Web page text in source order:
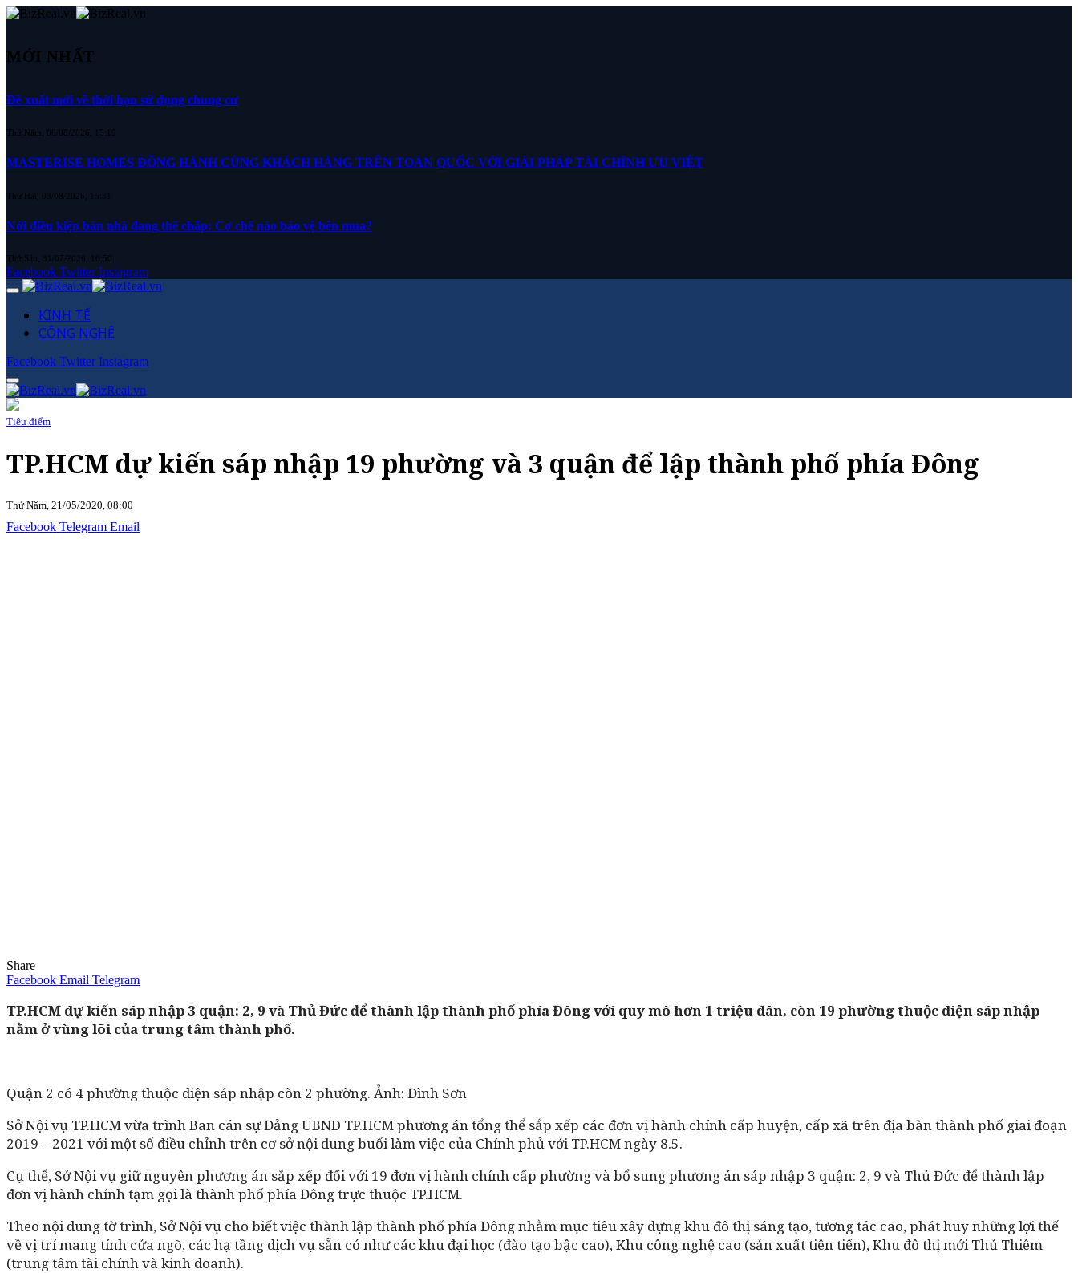
MỚI NHẤT
Đề xuất mới về thời hạn sử dụng chung cư
Thứ Năm, 06/08/2026, 15:19
MASTERISE HOMES ĐỒNG HÀNH CÙNG KHÁCH HÀNG TRÊN TOÀN QUỐC VỚI GIẢI PHÁP TÀI CHÍNH ƯU VIỆT
Thứ Hai, 03/08/2026, 15:31
Nới điều kiện bán nhà đang thế chấp: Cơ chế nào bảo vệ bên mua?
Thứ Sáu, 31/07/2026, 16:50
Facebook Twitter Instagram
KINH TẾ
CÔNG NGHỆ
Facebook Twitter Instagram
Tiêu điểm
TP.HCM dự kiến sáp nhập 19 phường và 3 quận để lập thành phố phía Đông
Thứ Năm, 21/05/2020, 08:00
Facebook Telegram Email
Share
Facebook Email Telegram
TP.HCM dự kiến sáp nhập 3 quận: 2, 9 và Thủ Đức để thành lập thành phố phía Đông với quy mô hơn 1 triệu dân, còn 19 phường thuộc diện sáp nhập
nằm ở vùng lõi của trung tâm thành phố.
Quận 2 có 4 phường thuộc diện sáp nhập còn 2 phường. Ảnh: Đình Sơn
Sở Nội vụ TP.HCM vừa trình Ban cán sự Đảng UBND TP.HCM phương án tổng thể sắp xếp các đơn vị hành chính cấp huyện, cấp xã trên địa bàn thành phố giai đoạn
2019 – 2021 với một số điều chỉnh trên cơ sở nội dung buổi làm việc của Chính phủ với TP.HCM ngày 8.5.
Cụ thể, Sở Nội vụ giữ nguyên phương án sắp xếp đối với 19 đơn vị hành chính cấp phường và bổ sung phương án sáp nhập 3 quận: 2, 9 và Thủ Đức để thành lập
đơn vị hành chính tạm gọi là thành phố phía Đông trực thuộc TP.HCM.
Theo nội dung tờ trình, Sở Nội vụ cho biết việc thành lập thành phố phía Đông nhằm mục tiêu xây dựng khu đô thị sáng tạo, tương tác cao, phát huy những lợi thế
về vị trí mang tính cửa ngõ, các hạ tầng dịch vụ sẵn có như các khu đại học (đào tạo bậc cao), Khu công nghệ cao (sản xuất tiên tiến), Khu đô thị mới Thủ Thiêm
(trung tâm tài chính và kinh doanh).